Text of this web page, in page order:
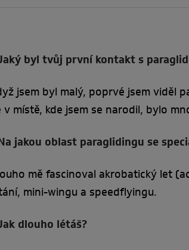
byl tvůj první kontakt s
jsem byl malý, poprvé jsem viděl
v místě, kde jsem se narodil, bylo
jakou oblast paraglidingu se
mě fascinoval akrobatický let
mini-wingu a speedflyingu.
dlouho létáš?